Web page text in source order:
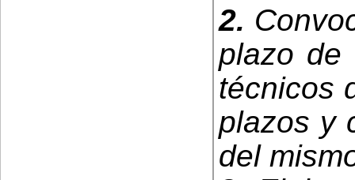
2.
plazo de
técnicos
plazos y
del